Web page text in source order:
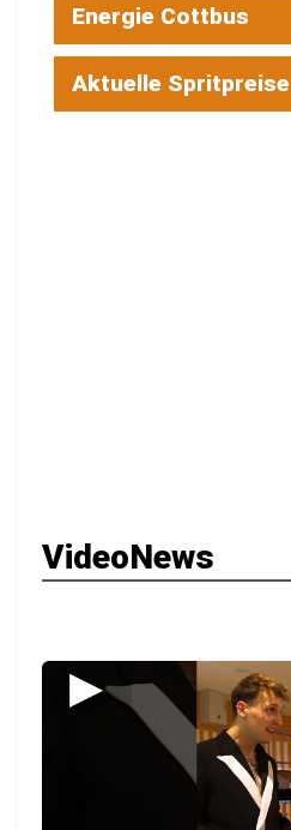
Energie Cottbus
Aktuelle Spritpreise
VideoNews
▶